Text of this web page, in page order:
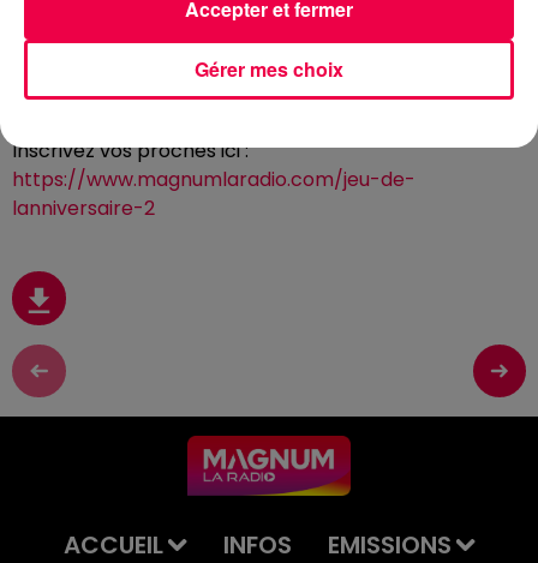
3 juin 2026 - 1 min 39 sec
(CLUB MAGNUM) LE JEU DE L'ANNIVERSAIRE
DU MERCREDI 03 JUIN
Inscrivez vos proches ici :
https://www.magnumlaradio.com/jeu-de-
lanniversaire-2
ACCUEIL INFOS
EMISSIONS
Gérer mes choix
Accepter et fermer